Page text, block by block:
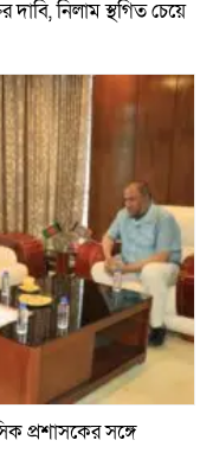
নিলাম স্থগিত চেয়ে
প্রশাসকের সঙ্গে